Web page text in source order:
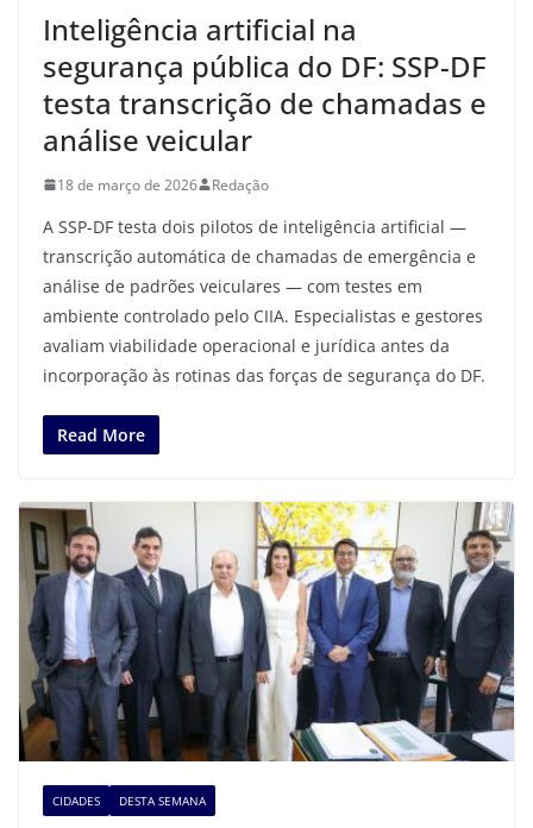
Inteligência artificial na
segurança pública do DF: SSP-DF
testa transcrição de chamadas e
análise veicular
18 de março de 2026 Redação
A SSP-DF testa dois pilotos de inteligência artificial —
transcrição automática de chamadas de emergência e
análise de padrões veiculares — com testes em
ambiente controlado pelo CIIA. Especialistas e gestores
avaliam viabilidade operacional e jurídica antes da
incorporação às rotinas das forças de segurança do DF.
Read More
CIDADES DESTA SEMANA